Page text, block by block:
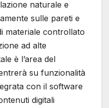
naturale e
sulle pareti e
materiale controllato
ad alte
è l’area del
su funzionalità
con il software
digitali